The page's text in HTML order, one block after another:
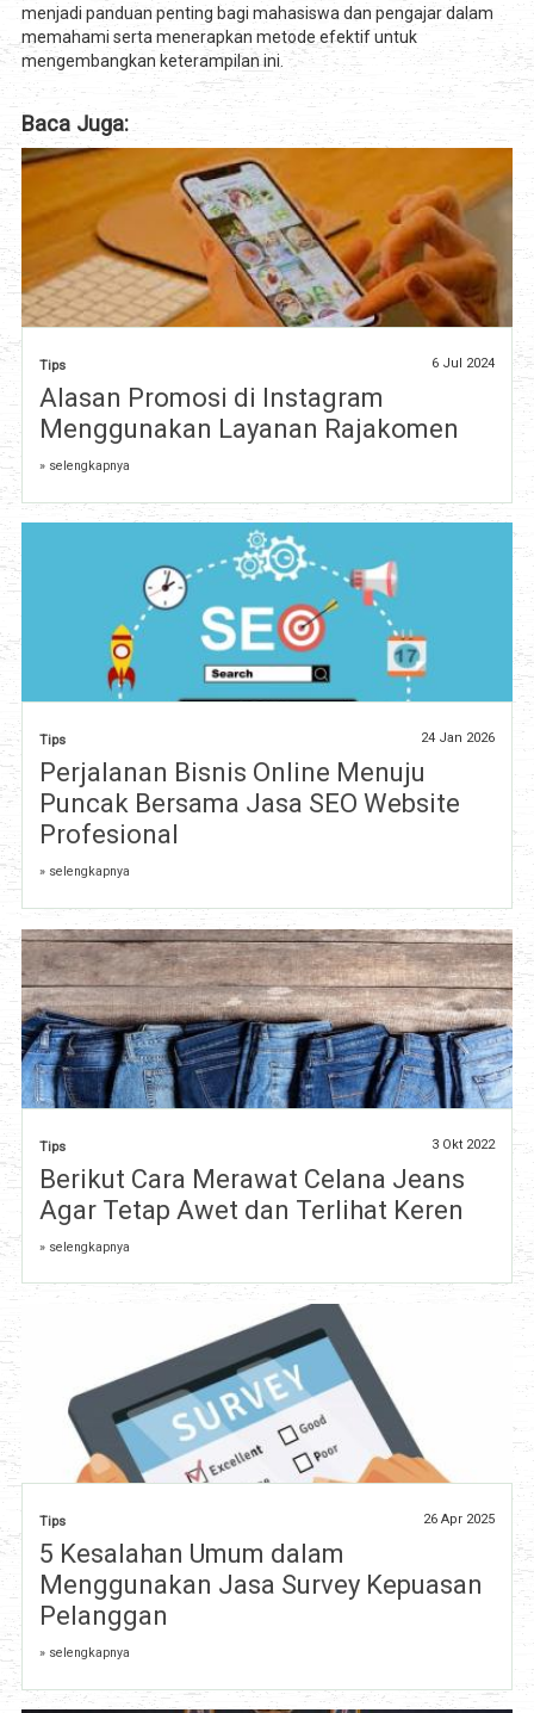
menjadi panduan penting bagi mahasiswa dan pengajar dalam
memahami serta menerapkan metode efektif untuk
mengembangkan keterampilan ini.
Baca Juga:
Tips 6 Jul 2024
Alasan Promosi di Instagram
Menggunakan Layanan Rajakomen
» selengkapnya
Tips 24 Jan 2026
Perjalanan Bisnis Online Menuju
Puncak Bersama Jasa SEO Website
Profesional
» selengkapnya
Tips 3 Okt 2022
Berikut Cara Merawat Celana Jeans
Agar Tetap Awet dan Terlihat Keren
» selengkapnya
Tips 26 Apr 2025
5 Kesalahan Umum dalam
Menggunakan Jasa Survey Kepuasan
Pelanggan
» selengkapnya